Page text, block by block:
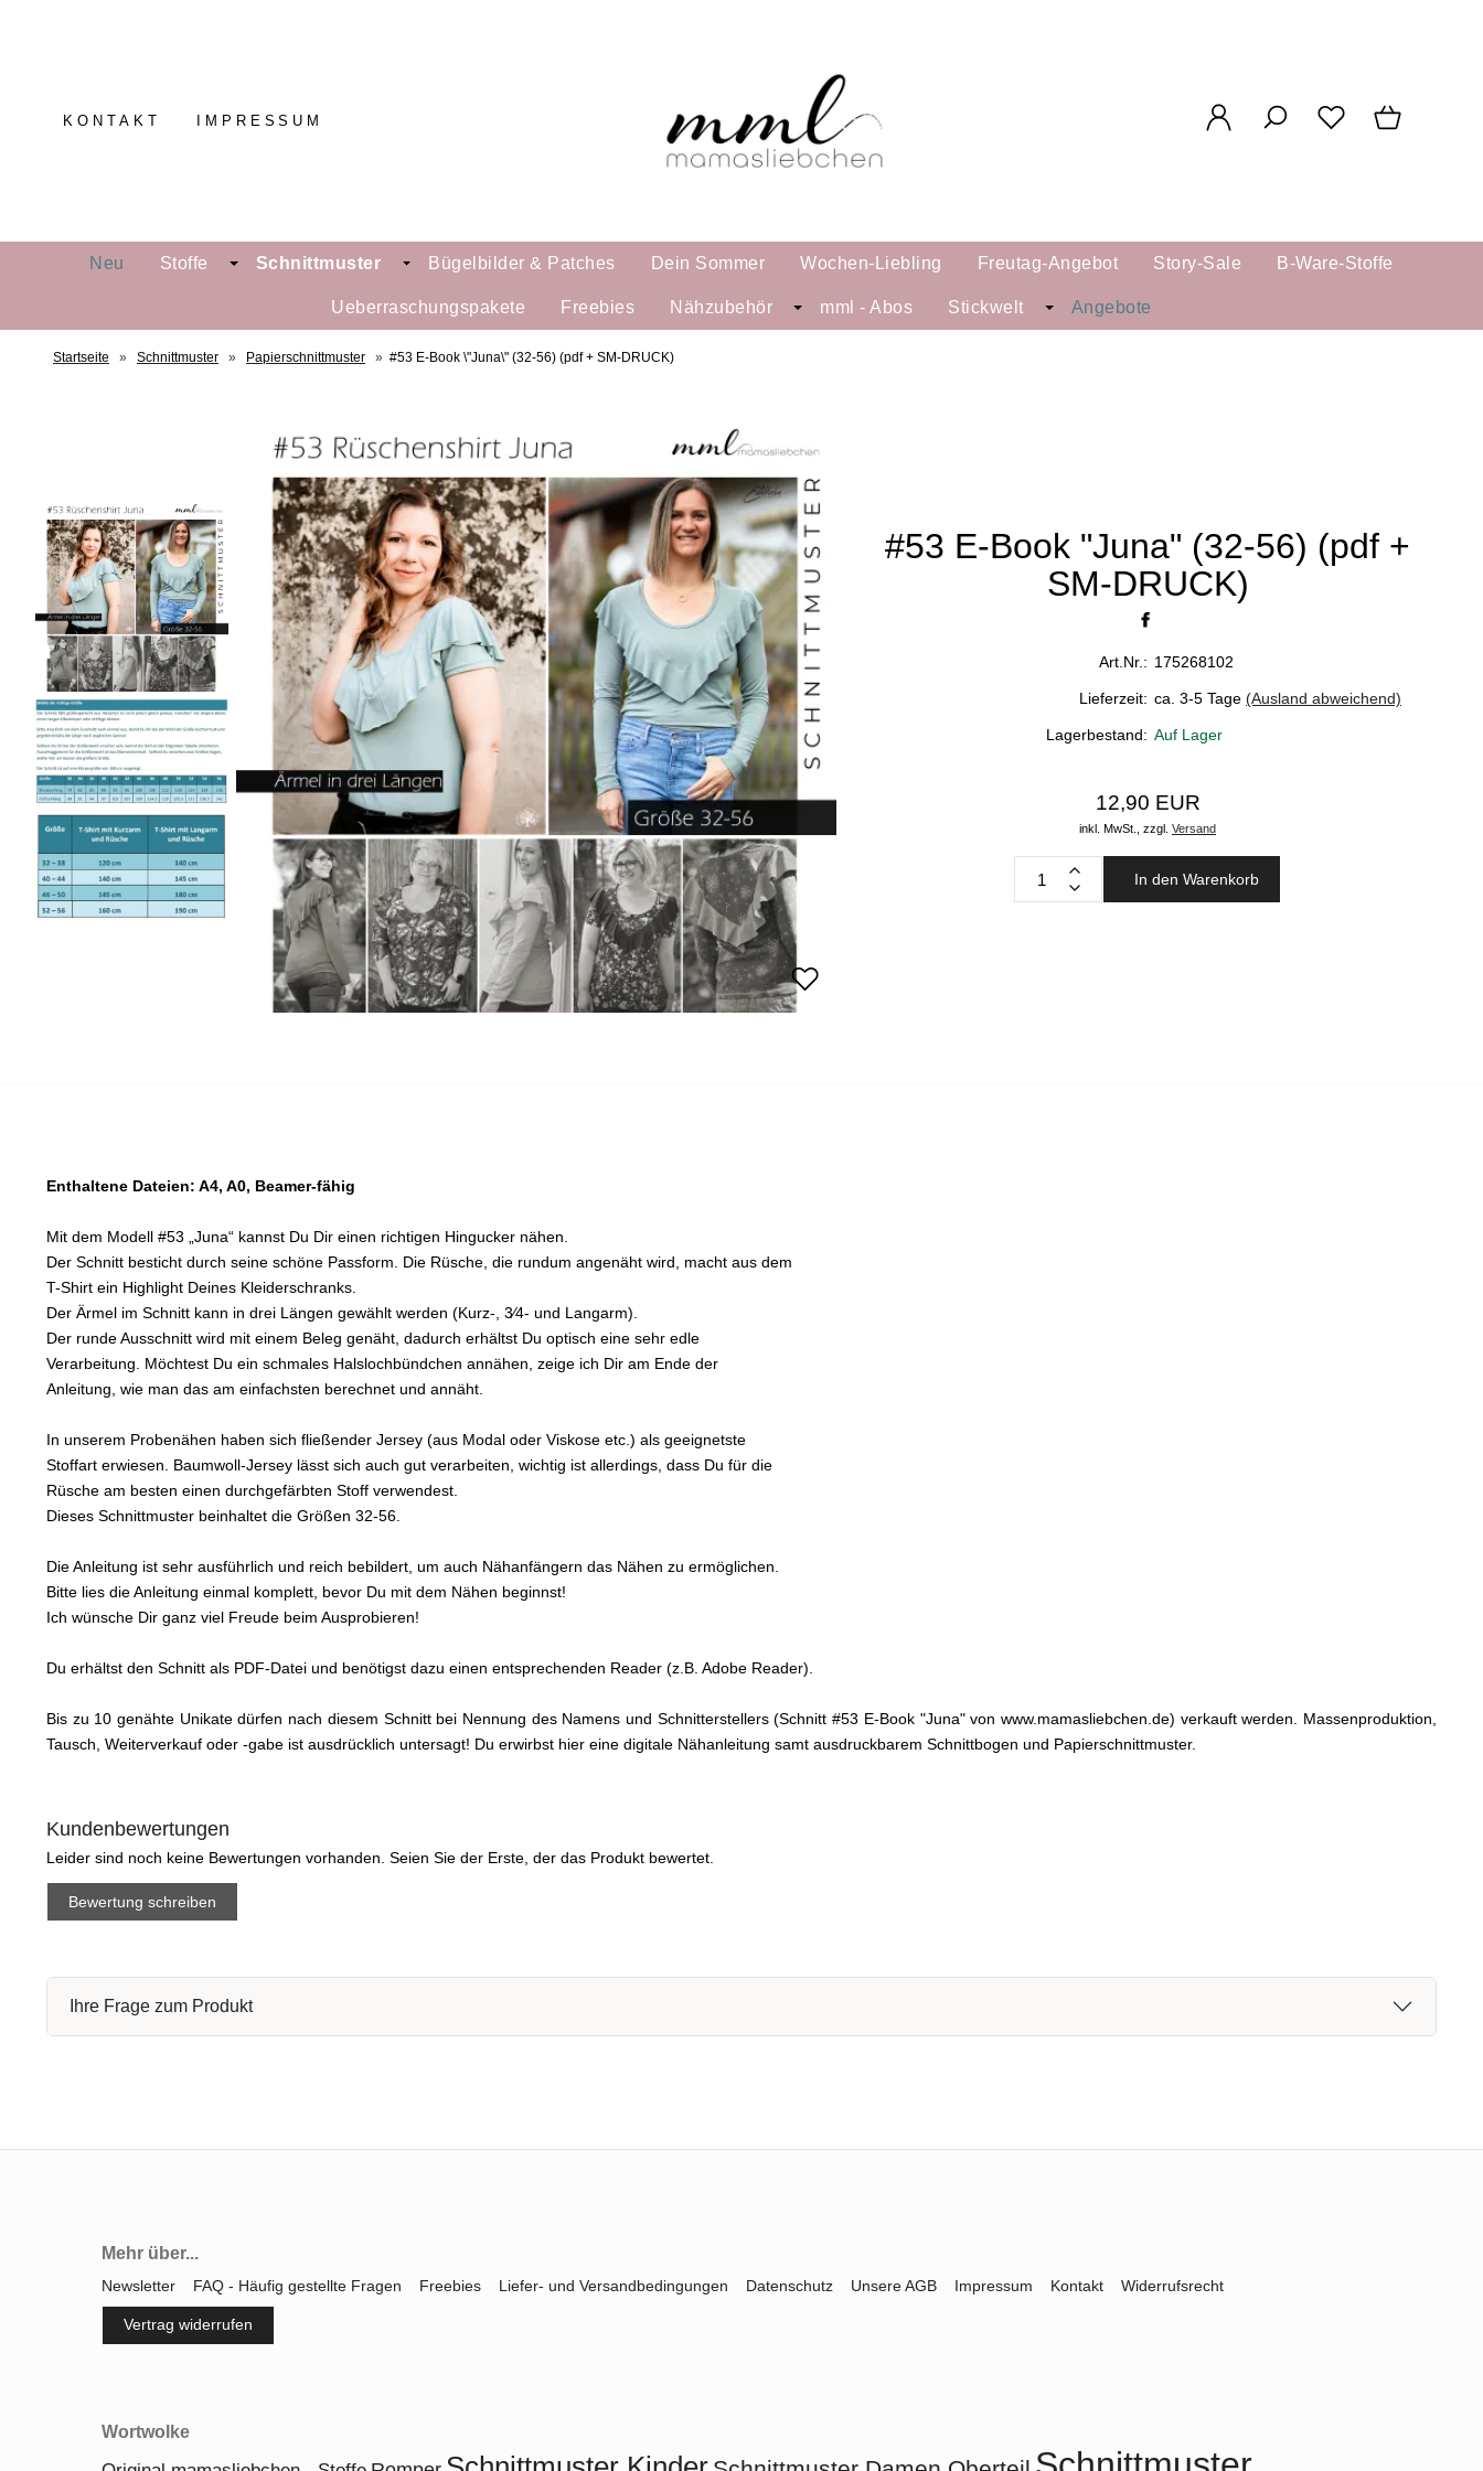
KONTAKT IMPRESSUM
Neu Stoffe Schnittmuster Bügelbilder & Patches Dein Sommer Wochen-Liebling Freutag-Angebot Story-Sale B-Ware-Stoffe
Ueberraschungspakete Freebies Nähzubehör mml - Abos Stickwelt Angebote
Startseite » Schnittmuster » Papierschnittmuster » #53 E-Book \"Juna\" (32-56) (pdf + SM-DRUCK)
#53 E-Book "Juna" (32-56) (pdf +
SM-DRUCK)
Art.Nr.: 175268102
Lieferzeit: ca. 3-5 Tage (Ausland abweichend)
Lagerbestand: Auf Lager
12,90 EUR
inkl. MwSt., zzgl. Versand
In den Warenkorb
Enthaltene Dateien: A4, A0, Beamer-fähig
Mit dem Modell #53 „Juna“ kannst Du Dir einen richtigen Hingucker nähen.
Der Schnitt besticht durch seine schöne Passform. Die Rüsche, die rundum angenäht wird, macht aus dem
T-Shirt ein Highlight Deines Kleiderschranks.
Der Ärmel im Schnitt kann in drei Längen gewählt werden (Kurz-, 3⁄4- und Langarm).
Der runde Ausschnitt wird mit einem Beleg genäht, dadurch erhältst Du optisch eine sehr edle
Verarbeitung. Möchtest Du ein schmales Halslochbündchen annähen, zeige ich Dir am Ende der
Anleitung, wie man das am einfachsten berechnet und annäht.
In unserem Probenähen haben sich fließender Jersey (aus Modal oder Viskose etc.) als geeignetste
Stoffart erwiesen. Baumwoll-Jersey lässt sich auch gut verarbeiten, wichtig ist allerdings, dass Du für die
Rüsche am besten einen durchgefärbten Stoff verwendest.
Dieses Schnittmuster beinhaltet die Größen 32-56.
Die Anleitung ist sehr ausführlich und reich bebildert, um auch Nähanfängern das Nähen zu ermöglichen.
Bitte lies die Anleitung einmal komplett, bevor Du mit dem Nähen beginnst!
Ich wünsche Dir ganz viel Freude beim Ausprobieren!
Du erhältst den Schnitt als PDF-Datei und benötigst dazu einen entsprechenden Reader (z.B. Adobe Reader).
Bis zu 10 genähte Unikate dürfen nach diesem Schnitt bei Nennung des Namens und Schnitterstellers (Schnitt #53 E-Book "Juna" von www.mamasliebchen.de) verkauft werden. Massenproduktion,
Tausch, Weiterverkauf oder -gabe ist ausdrücklich untersagt! Du erwirbst hier eine digitale Nähanleitung samt ausdruckbarem Schnittbogen und Papierschnittmuster.
Kundenbewertungen
Leider sind noch keine Bewertungen vorhanden. Seien Sie der Erste, der das Produkt bewertet.
Bewertung schreiben
Ihre Frage zum Produkt
Mehr über...
Newsletter FAQ - Häufig gestellte Fragen Freebies Liefer- und Versandbedingungen Datenschutz Unsere AGB Impressum Kontakt Widerrufsrecht
Vertrag widerrufen
Wortwolke